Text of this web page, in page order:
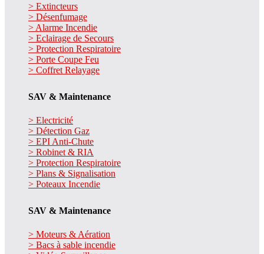
> Extincteurs
> Désenfumage
> Alarme Incendie
> Eclairage de Secours
> Protection Respiratoire
> Porte Coupe Feu
> Coffret Relayage
SAV & Maintenance
> Electricité
> Détection Gaz
> EPI Anti-Chute
> Robinet & RIA
> Protection Respiratoire
> Plans & Signalisation
> Poteaux Incendie
SAV & Maintenance
> Moteurs & Aération
> Bacs à sable incendie